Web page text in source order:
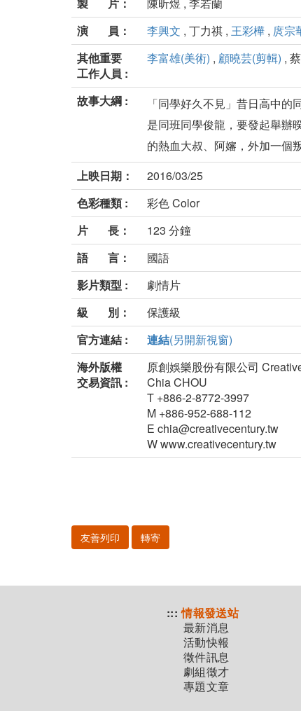
演 員：
李興文 , 丁力祺 , 王彩樺 , 庹宗
其他重要
工作人員 :
李富雄(美術) , 顧曉芸(剪輯) ,
故事大綱 :
「同學好久不見」昔日高中
是同班同學俊龍，要發起舉辦
的熱血大叔、阿嬸，外加一個
上映日期：
2016/03/25
色彩種類 :
彩色 Color
片 長：
123 分鐘
語 言：
國語
影片類型 :
劇情片
級 別：
保護級
官方連結 :
連結(另開新視窗)
海外版權
交易資訊 :
原創娛樂股份有限公司
Chia CHOU
T +886-2-8772-3997
M +886-952-688-112
E chia@creativecentury.tw
W www.creativecentury.tw
友善列印 轉寄
::: 情報發送站
最新消息
活動快報
徵件訊息
劇組徵才
專題文章